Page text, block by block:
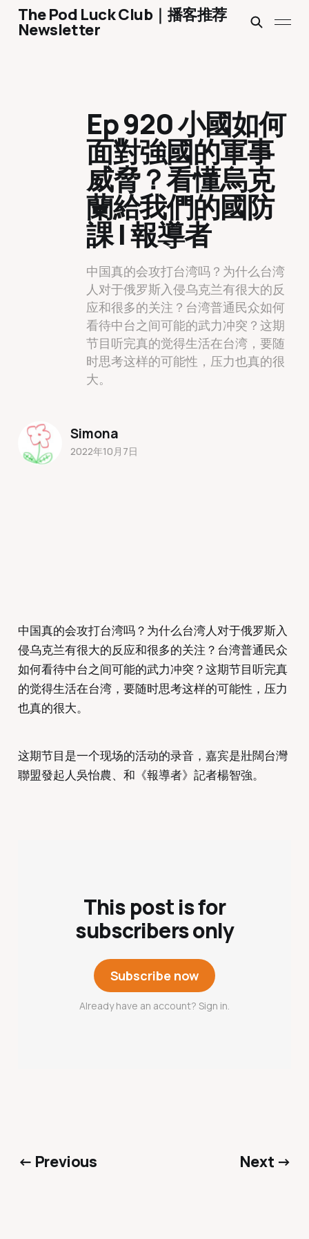
The Pod Luck Club｜播客推荐
Newsletter
中国真的会攻打台湾吗？为什么台湾人对于俄罗斯入
侵乌克兰有很大的反应和很多的关注？台湾普通民众
如何看待中台之间可能的武力冲突？这期节目听完真
的觉得生活在台湾，要随时思考这样的可能性，压力
也真的很大。
这期节目是一个现场的活动的录音，嘉宾是壯闊台灣
聯盟發起人吳怡農、和《報導者》記者楊智強。
This post is for
subscribers only
Subscribe now
Already have an account? Sign in.
Ep 920 小國如何
面對強國的軍事
威脅？看懂烏克
蘭給我們的國防
課 | 報導者
中国真的会攻打台湾吗？为什么台湾
人对于俄罗斯入侵乌克兰有很大的反
应和很多的关注？台湾普通民众如何
看待中台之间可能的武力冲突？这期
节目听完真的觉得生活在台湾，要随
时思考这样的可能性，压力也真的很
大。
Simona
2022年10月7日
← Previous Next →